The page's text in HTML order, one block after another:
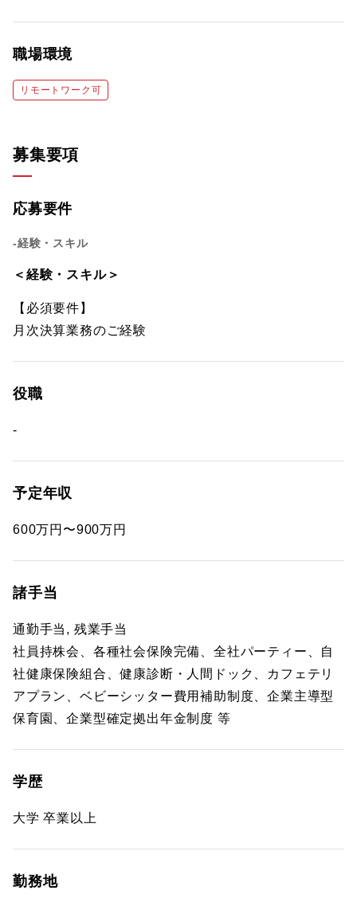
職場環境
リモートワーク可
募集要項
応募要件
-経験・スキル
＜経験・スキル＞
【必須要件】
月次決算業務のご経験
役職
-
予定年収
600万円〜900万円
諸手当
通勤手当, 残業手当
社員持株会、各種社会保険完備、全社パーティー、自
社健康保険組合、健康診断・人間ドック、カフェテリ
アプラン、ベビーシッター費用補助制度、企業主導型
保育園、企業型確定拠出年金制度 等
学歴
大学 卒業以上
勤務地